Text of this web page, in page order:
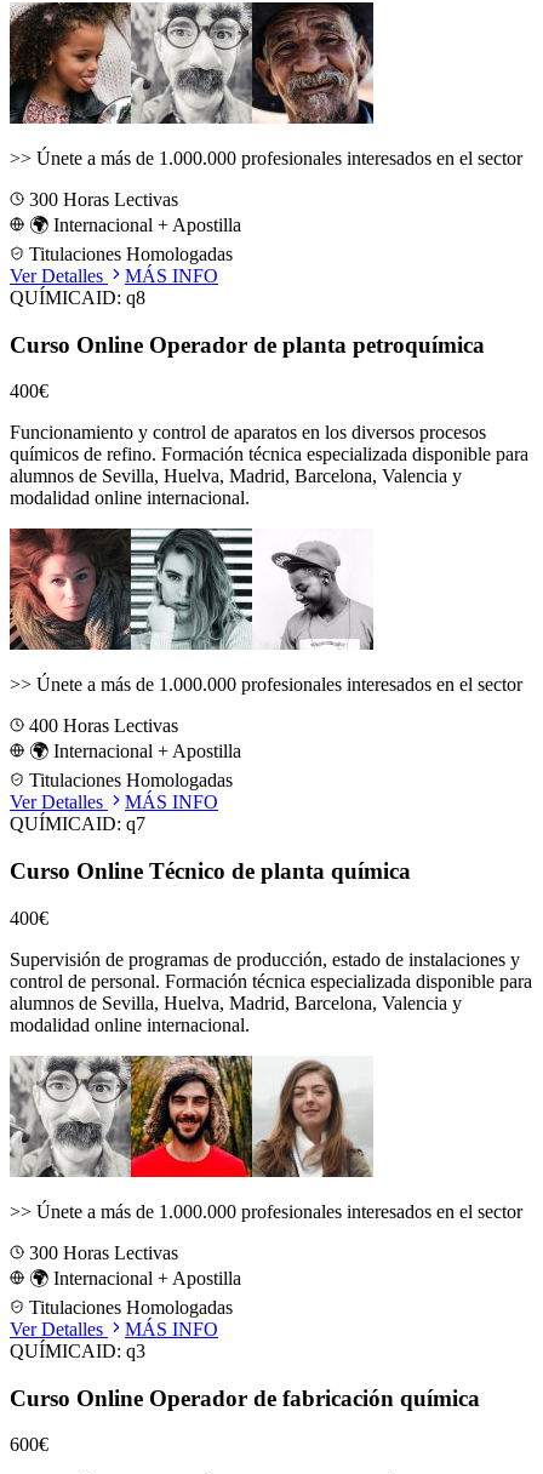
>> Únete a más de 1.000.000 profesionales interesados en el sector
300 Horas Lectivas
🌍 Internacional + Apostilla
Titulaciones Homologadas
Ver Detalles
MÁS INFO
QUÍMICAID: q8
Curso Online Operador de planta petroquímica
400€
Funcionamiento y control de aparatos en los diversos procesos
químicos de refino. Formación técnica especializada disponible para
alumnos de Sevilla, Huelva, Madrid, Barcelona, Valencia y
modalidad online internacional.
>> Únete a más de 1.000.000 profesionales interesados en el sector
400 Horas Lectivas
🌍 Internacional + Apostilla
Titulaciones Homologadas
Ver Detalles
MÁS INFO
QUÍMICAID: q7
Curso Online Técnico de planta química
400€
Supervisión de programas de producción, estado de instalaciones y
control de personal. Formación técnica especializada disponible para
alumnos de Sevilla, Huelva, Madrid, Barcelona, Valencia y
modalidad online internacional.
>> Únete a más de 1.000.000 profesionales interesados en el sector
300 Horas Lectivas
🌍 Internacional + Apostilla
Titulaciones Homologadas
Ver Detalles
MÁS INFO
QUÍMICAID: q3
Curso Online Operador de fabricación química
600€